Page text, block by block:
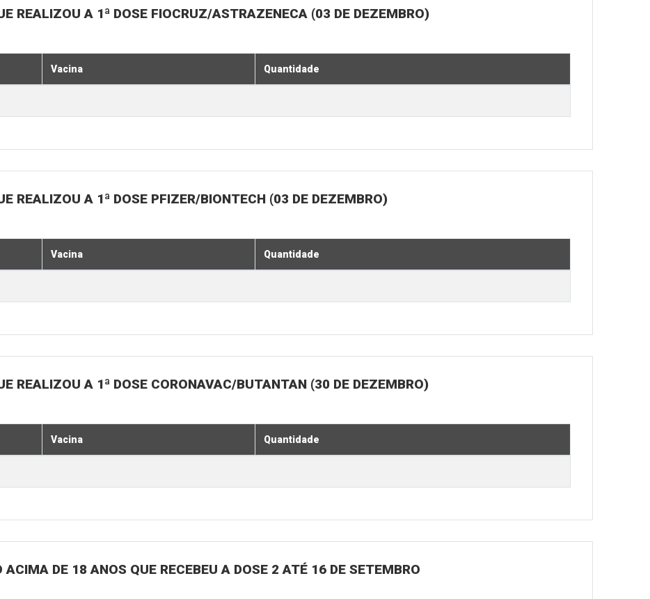
REALIZOU A 1ª DOSE FIOCRUZ/ASTRAZENECA (03 DE DEZEMBRO)
Vacina Quantidade
REALIZOU A 1ª DOSE PFIZER/BIONTECH (03 DE DEZEMBRO)
Vacina Quantidade
REALIZOU A 1ª DOSE CORONAVAC/BUTANTAN (30 DE DEZEMBRO)
Vacina Quantidade
ACIMA DE 18 ANOS QUE RECEBEU A DOSE 2 ATÉ 16 DE SETEMBRO